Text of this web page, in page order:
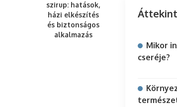
szirup: hatások,
házi elkészítés
és biztonságos
alkalmazás
Mikor
cseréje?